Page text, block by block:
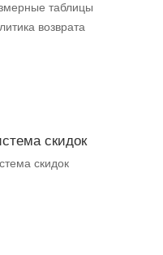
таблицы
возврата
скидок
скидок